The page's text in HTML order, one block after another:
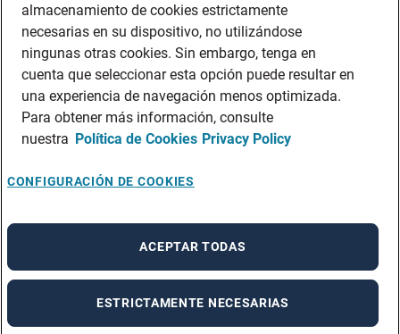
SEGUROS
CONTACT CENTER
INDUSTRIA
LOGÍSTICA Y TRANSPORTE
AEROESPACIAL & DEFENSA
Sobre nosotros
SOBRE ADECCO
CONTACTO CANDIDATOS
CONTACTO EMPRESAS
almacenamiento de cookies estrictamente
necesarias en su dispositivo, no utilizándose
ningunas otras cookies. Sin embargo, tenga en
cuenta que seleccionar esta opción puede resultar en
una experiencia de navegación menos optimizada.
Para obtener más información, consulte
nuestra Política de Cookies Privacy Policy
CONFIGURACIÓN DE COOKIES
ESTRICTAMENTE NECESARIAS
ACEPTAR TODAS